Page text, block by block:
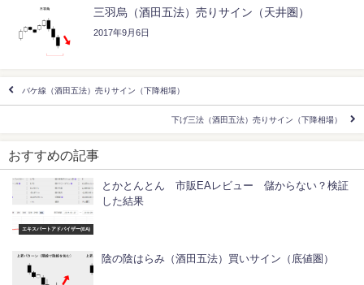
三羽烏（酒田五法）売りサイン（天井圏）
2017年9月6日
バケ線（酒田五法）売りサイン（下降相場）
下げ三法（酒田五法）売りサイン（下降相場）
おすすめの記事
エキスパートアドバイザー(EA)
とかとんとん 市販EAレビュー 儲からない？検証
した結果
陰の陰はらみ（酒田五法）買いサイン（底値圏）